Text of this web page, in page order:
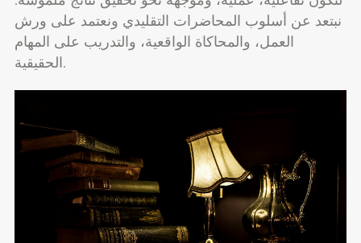
نبتعد عن أسلوب المحاضرات التقليدي ونعتمد على ورش
العمل، والمحاكاة الواقعية، والتدريب على المهام
الحقيقية.